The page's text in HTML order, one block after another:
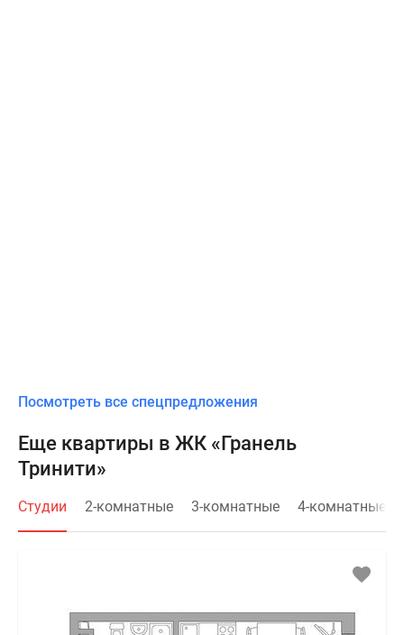
Посмотреть все спецпредложения
Еще квартиры в ЖК «Гранель
Тринити»
Студии 2-комнатные 3-комнатные 4-комнатные